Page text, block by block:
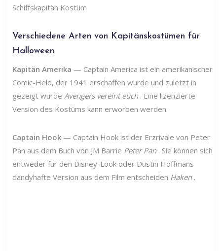
Schiffskapitän Kostüm
Verschiedene Arten von Kapitänskostümen für
Halloween
Kapitän Amerika — Captain America ist ein amerikanischer
Comic-Held, der 1941 erschaffen wurde und zuletzt in
gezeigt wurde Avengers vereint euch. Eine lizenzierte
Version des Kostüms kann erworben werden.
Captain Hook — Captain Hook ist der Erzrivale von Peter
Pan aus dem Buch von JM Barrie Peter Pan. Sie können sich
entweder für den Disney-Look oder Dustin Hoffmans
dandyhafte Version aus dem Film entscheiden Haken.